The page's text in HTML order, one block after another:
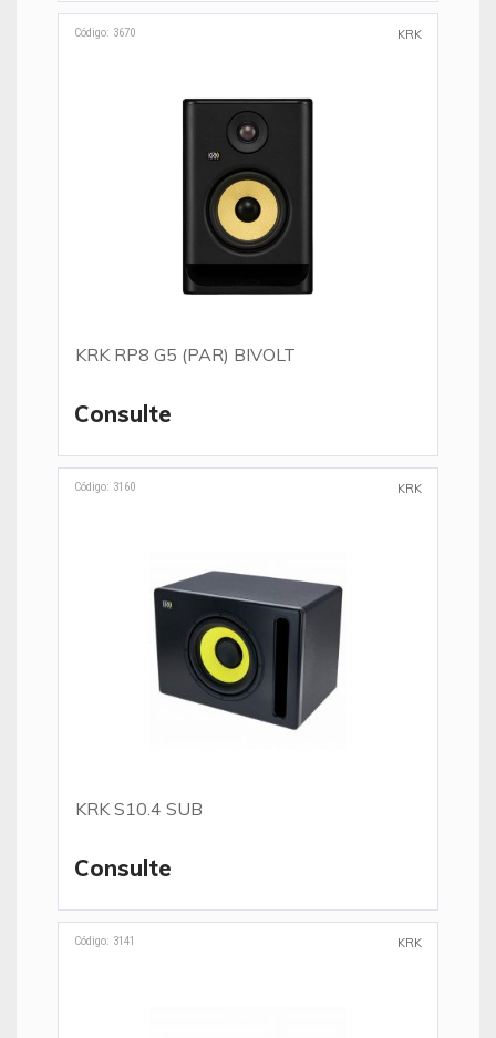
Código: 3670 KRK
KRK RP8 G5 (PAR) BIVOLT
Consulte
Código: 3160 KRK
KRK S10.4 SUB
Consulte
Código: 3141 KRK